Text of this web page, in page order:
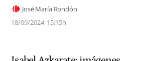
José María Rondón
18/09/2024 15:15h